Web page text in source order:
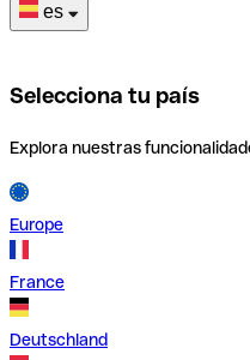
es
Selecciona tu país
Explora nuestras
Europe
France
Deutschland